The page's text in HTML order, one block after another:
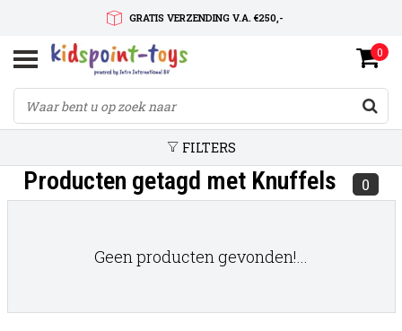
GRATIS VERZENDING V.A. €250,-
SNELLE LEVERTIJD
SERVICE OP MAAT
0
FILTERS
Producten getagd met Knuffels 0
Geen producten gevonden!...